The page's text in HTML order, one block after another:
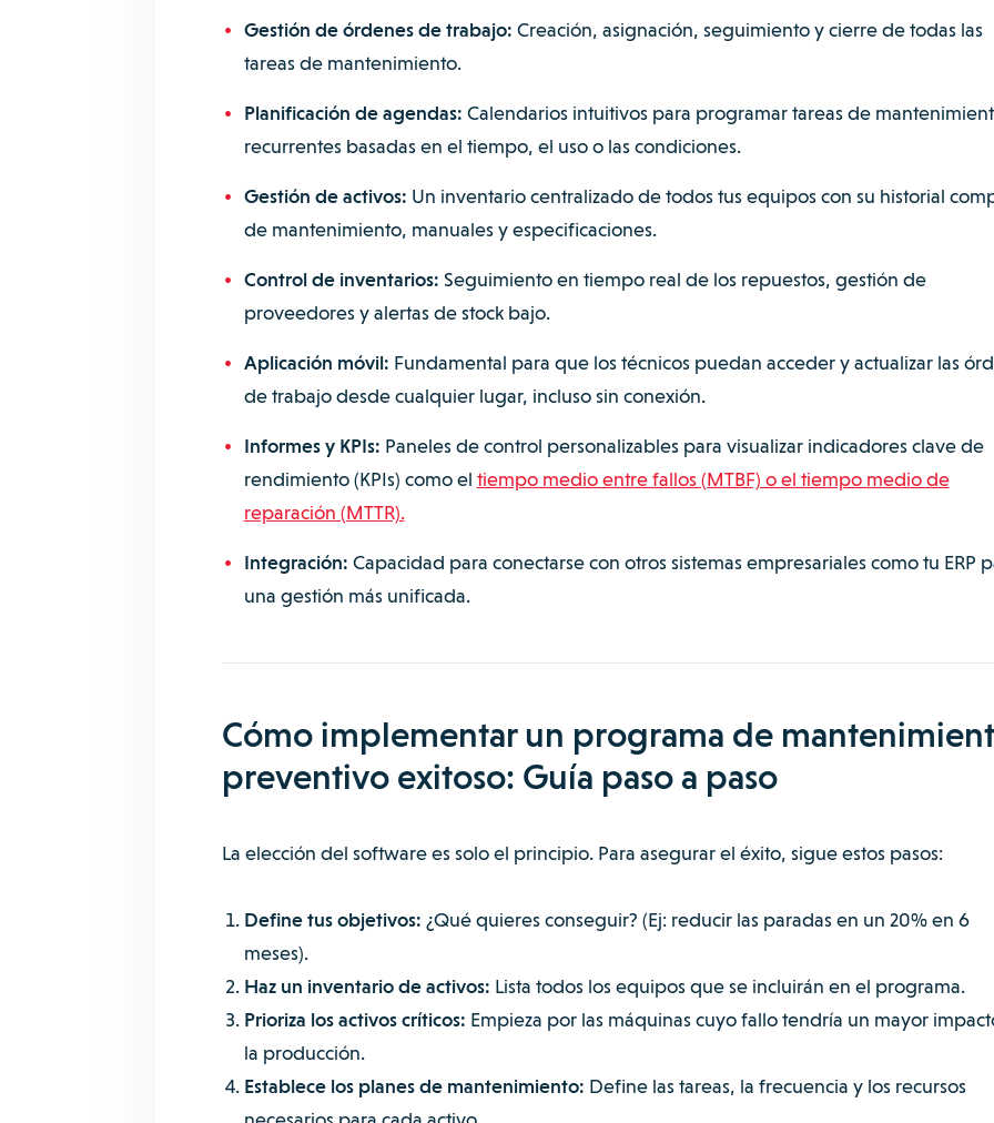
Gestión de órdenes de trabajo: Creación, asignación, seguimiento y cierre de todas las
tareas de mantenimiento.
Planificación de agendas: Calendarios intuitivos para programar tareas de
recurrentes basadas en el tiempo, el uso o las condiciones.
Gestión de activos: Un inventario centralizado de todos tus equipos con su historial
de mantenimiento, manuales y especificaciones.
Control de inventarios: Seguimiento en tiempo real de los repuestos, gestión de
proveedores y alertas de stock bajo.
Aplicación móvil: Fundamental para que los técnicos puedan acceder y actualizar las
de trabajo desde cualquier lugar, incluso sin conexión.
Informes y KPIs: Paneles de control personalizables para visualizar indicadores clave de
rendimiento (KPIs) como el tiempo medio entre fallos (MTBF) o el tiempo medio de
reparación (MTTR).
Integración: Capacidad para conectarse con otros sistemas empresariales como tu ERP
una gestión más unificada.
Cómo implementar un programa de
preventivo exitoso: Guía paso a paso
La elección del software es solo el principio. Para asegurar el éxito, sigue estos pasos:
Define tus objetivos: ¿Qué quieres conseguir? (Ej: reducir las paradas en un 20% en 6
meses).
Haz un inventario de activos: Lista todos los equipos que se incluirán en el programa.
Prioriza los activos críticos: Empieza por las máquinas cuyo fallo tendría un mayor
la producción.
Establece los planes de mantenimiento: Define las tareas, la frecuencia y los recursos